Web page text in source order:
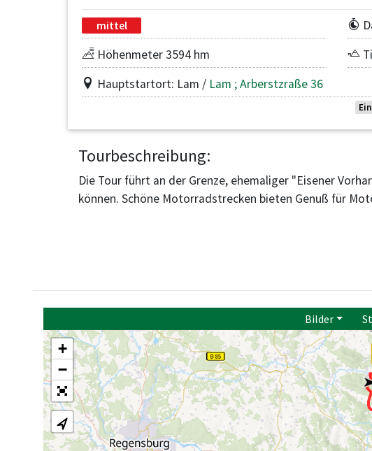
mittel
Höhenmeter 3594 hm
Hauptstartort: Lam / Lam ; Arberstzraße 36
Tourbeschreibung:
Die Tour führt an der Grenze, ehemaliger "Eisener
können. Schöne Motorradstrecken bieten Genuß für
Bilder
+
−